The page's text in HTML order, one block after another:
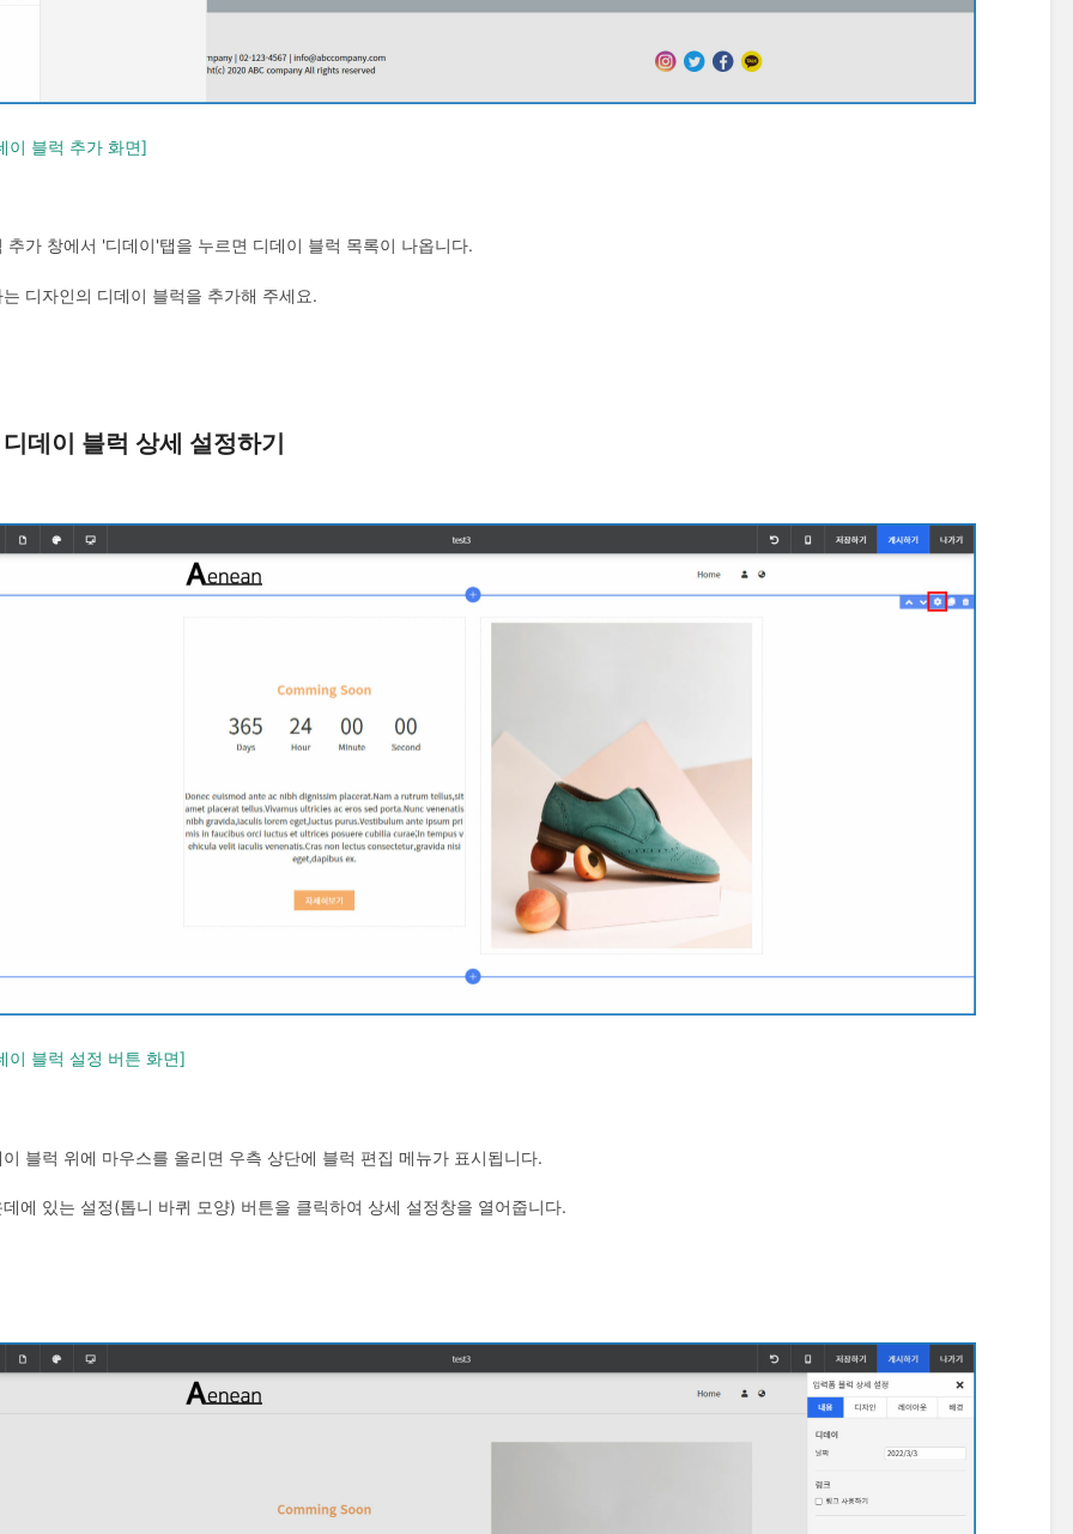
이 블럭 추가 화면]
추가 창에서 '디데이'탭을 누르면 디데이 블럭 목록이 나옵니다.
는 디자인의 디데이 블럭을 추가해 주세요.
데이 블럭 상세 설정하기
이 블럭 설정 버튼 화면]
이 블럭 위에 마우스를 올리면 우측 상단에 블럭 편집 메뉴가 표시됩니다.
데에 있는 설정(톱니 바퀴 모양) 버튼을 클릭하여 상세 설정창을 열어줍니다.